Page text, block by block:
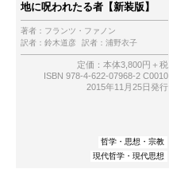
地に呪われたる者【新装版】
著者： フランツ・ファノン
訳者： 鈴木道彦 訳者： 浦野衣子
定価：本体3,800円＋税
ISBN 978-4-622-07968-2 C0010
2015年11月25日発行
哲学・思想・宗教
現代哲学・現代思想